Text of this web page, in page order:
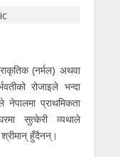
(नर्मल) अथवा
रोजाइले भन्दा
नेपालमा प्राथमिकता
सुत्केरी व्यथाले
श्रीमान् हुँदैनन्।